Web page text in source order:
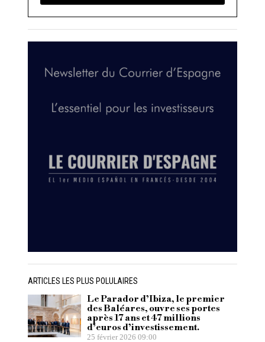
ARTICLES LES PLUS POLULAIRES
Le Parador d’Ibiza, le premier
des Baléares, ouvre ses portes
après 17 ans et 47 millions
d’euros d’investissement.
25 février 2026 09:00